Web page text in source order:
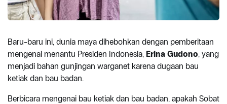
Baru-baru ini, dunia maya dihebohkan dengan pemberitaan
mengenai menantu Presiden Indonesia, Erina Gudono, yang
menjadi bahan gunjingan warganet karena dugaan bau
ketiak dan bau badan.
Berbicara mengenai bau ketiak dan bau badan, apakah Sobat